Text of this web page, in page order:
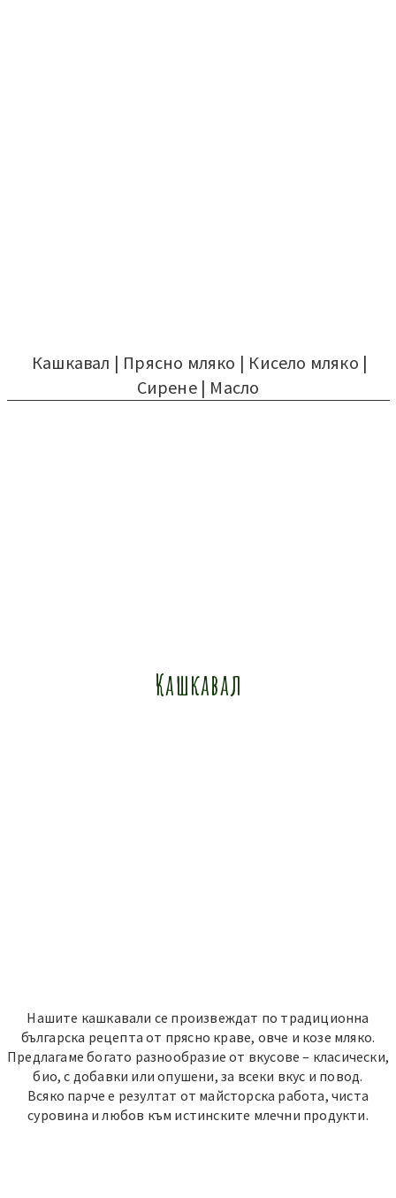
Кашкавал | Прясно мляко | Кисело мляко |
Сирене | Масло
Кашкавал
Нашите кашкавали се произвеждат по традиционна
българска рецепта от прясно краве, овче и козе мляко.
Предлагаме богато разнообразие от вкусове – класически,
био, с добавки или опушени, за всеки вкус и повод.
Всяко парче е резултат от майсторска работа, чиста
суровина и любов към истинските млечни продукти.